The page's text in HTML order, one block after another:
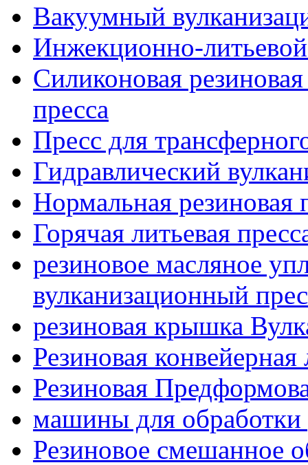
Вакуумный
Инжекционно-
Силиконовая
пресса
Пресс для
Гидравлический
Нормальная резиновая
Горячая литьевая
резиновое масляное
вулканизационный
резиновая крышка
Резиновая
Резиновая
машины для обработки
Резиновое смешанное